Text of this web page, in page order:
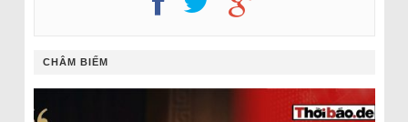
CHÂM BIẾM